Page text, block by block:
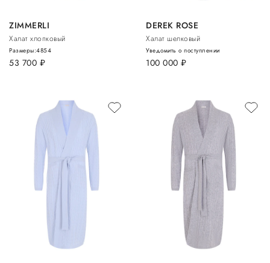
ZIMMERLI
Халат хлопковый
53 700 руб.
Размеры:4854
DEREK ROSE
Халат шелковый
100 000 руб.
Уведомить о поступлении